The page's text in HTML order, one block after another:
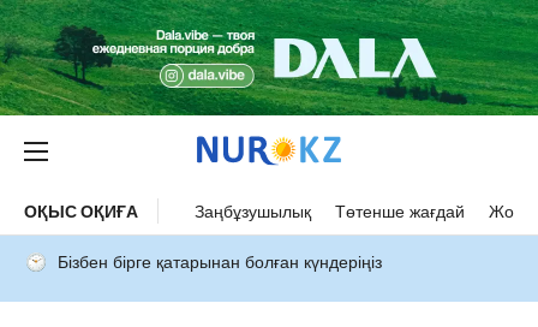
ОҚЫС ОҚИҒА Заңбұзушылық Төтенше жағдай Жол
Бізбен бірге қатарынан болған күндеріңіз